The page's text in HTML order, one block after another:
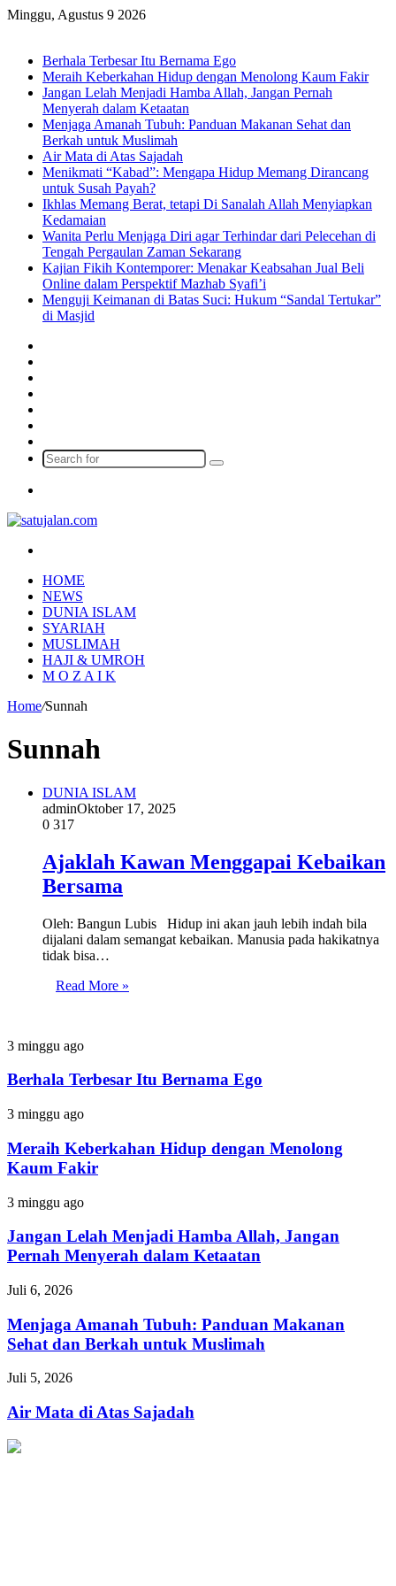
Minggu, Agustus 9 2026
Berhala Terbesar Itu Bernama Ego
Meraih Keberkahan Hidup dengan Menolong Kaum Fakir
Jangan Lelah Menjadi Hamba Allah, Jangan Pernah
Menyerah dalam Ketaatan
Menjaga Amanah Tubuh: Panduan Makanan Sehat dan
Berkah untuk Muslimah
Air Mata di Atas Sajadah
Menikmati “Kabad”: Mengapa Hidup Memang Dirancang
untuk Susah Payah?
Ikhlas Memang Berat, tetapi Di Sanalah Allah Menyiapkan
Kedamaian
Wanita Perlu Menjaga Diri agar Terhindar dari Pelecehan di
Tengah Pergaulan Zaman Sekarang
Kajian Fikih Kontemporer: Menakar Keabsahan Jual Beli
Online dalam Perspektif Mazhab Syafi’i
Menguji Keimanan di Batas Suci: Hukum “Sandal Tertukar”
di Masjid
Search
HOME
NEWS
DUNIA ISLAM
SYARIAH
MUSLIMAH
HAJI & UMROH
M O Z A I K
Home/Sunnah
Sunnah
DUNIA ISLAM
adminOktober 17, 2025
0 317
Ajaklah Kawan Menggapai Kebaikan
Bersama
Oleh: Bangun Lubis Hidup ini akan jauh lebih indah bila
dijalani dalam semangat kebaikan. Manusia pada hakikatnya
tidak bisa…
Read More »
Berhala
Itu
Ego
3 minggu ago
Berhala Terbesar Itu Bernama Ego
Meraih
Hidup
dengan
Menolong
Fakir
3 minggu ago
Meraih Keberkahan Hidup dengan Menolong
Kaum Fakir
Jangan
Menjadi
Hamba
Allah,
Pernah
dalam
Ketaatan
3 minggu ago
Jangan Lelah Menjadi Hamba Allah, Jangan
Pernah Menyerah dalam Ketaatan
Menjaga
Tubuh:
Panduan
Makanan
dan
untuk
Juli 6, 2026
Menjaga Amanah Tubuh: Panduan Makanan
Sehat dan Berkah untuk Muslimah
Air
di
Atas
Sajadah
Juli 5, 2026
Air Mata di Atas Sajadah